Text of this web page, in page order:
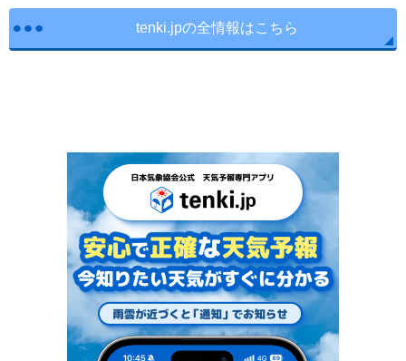
tenki.jpの全情報はこちら